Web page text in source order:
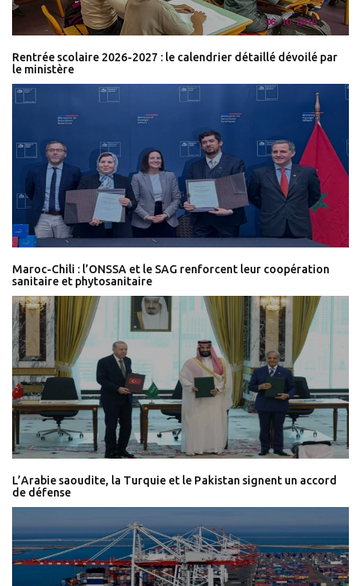
Rentrée scolaire 2026-2027 : le calendrier détaillé dévoilé par
le ministère
Maroc-Chili : l’ONSSA et le SAG renforcent leur coopération
sanitaire et phytosanitaire
L’Arabie saoudite, la Turquie et le Pakistan signent un accord
de défense